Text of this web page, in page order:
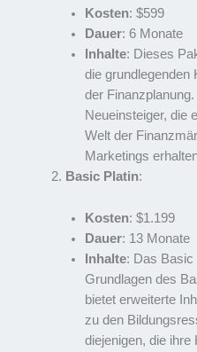
Kosten: $599
Dauer: 6 Monate
Inhalte: Dieses
die grundlegenden
der
Neueinsteiger, die
Welt der
Marketings
Basic Platin:
Kosten: $1.199
Dauer: 13 Monate
Inhalte: Das Basic
Grundlagen des
bietet erweiterte
zu den
diejenigen, die ihre